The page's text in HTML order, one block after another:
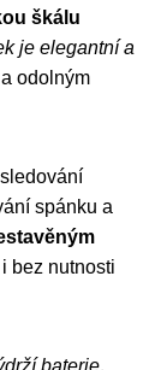
škálu
je elegantní a
odolným
spánku a
bez nutnosti